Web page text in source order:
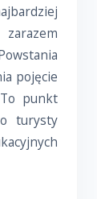
pojęcie
punkt
turysty